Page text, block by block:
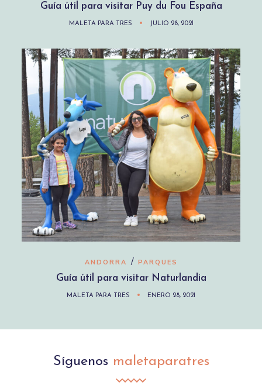
Guía útil para visitar Puy du Fou España
MALETA PARA TRES JULIO 28, 2021
ANDORRA / PARQUES
Guía útil para visitar Naturlandia
MALETA PARA TRES ENERO 28, 2021
Síguenos maletaparatres